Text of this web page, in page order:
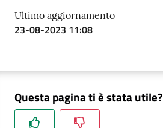
e
r
z
Ultimo aggiornamento
23-08-2023 11:08
Questa pagina ti è stata utile?